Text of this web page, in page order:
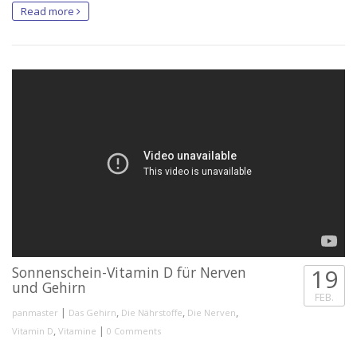
Read more
Sonnenschein-Vitamin D für Nerven
und Gehirn
panmaster | Das Gehirn, Die Nährstoffe, Die Nerven,
Vitamin D, Vitamine | 0 Comments
19
FEB.